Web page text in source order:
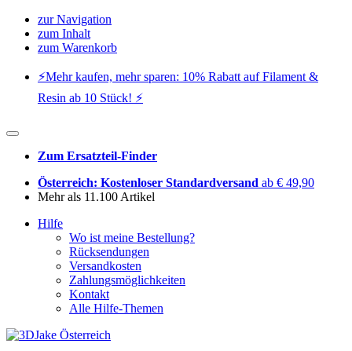
zur Navigation
zum Inhalt
zum Warenkorb
⚡️Mehr kaufen, mehr sparen: 10% Rabatt auf Filament &
Resin ab 10 Stück! ⚡️
Zum Ersatzteil-Finder
Österreich: Kostenloser Standardversand ab € 49,90
Mehr als 11.100 Artikel
Hilfe
Wo ist meine Bestellung?
Rücksendungen
Versandkosten
Zahlungsmöglichkeiten
Kontakt
Alle Hilfe-Themen